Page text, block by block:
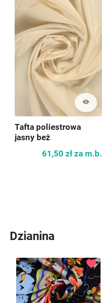
visibility
Tafta poliestrowa
jasny beż
61,50 zł za m.b.
Dzianina
favorite